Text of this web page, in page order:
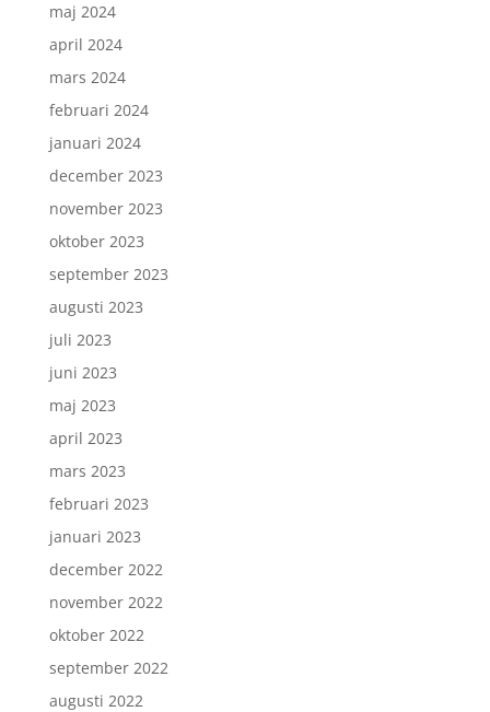
maj 2024
april 2024
mars 2024
februari 2024
januari 2024
december 2023
november 2023
oktober 2023
september 2023
augusti 2023
juli 2023
juni 2023
maj 2023
april 2023
mars 2023
februari 2023
januari 2023
december 2022
november 2022
oktober 2022
september 2022
augusti 2022